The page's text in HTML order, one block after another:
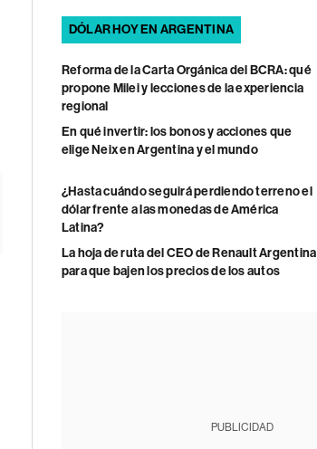
DÓLAR HOY EN ARGENTINA
Reforma de la Carta Orgánica del BCRA: qué
propone Milei y lecciones de la experiencia
regional
En qué invertir: los bonos y acciones que
elige Neix en Argentina y el mundo
¿Hasta cuándo seguirá perdiendo terreno el
dólar frente a las monedas de América
Latina?
La hoja de ruta del CEO de Renault Argentina
para que bajen los precios de los autos
PUBLICIDAD